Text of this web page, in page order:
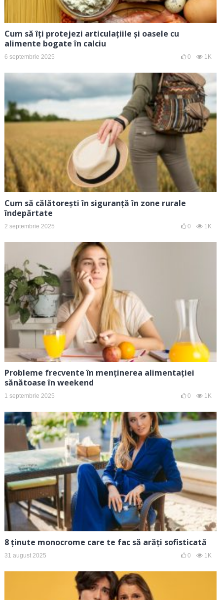
Cum să îți protejezi articulațiile și oasele cu
alimente bogate în calciu
6 septembrie 2025 0 1K
Cum să călătorești în siguranță în zone rurale
îndepărtate
2 septembrie 2025 0 1K
Probleme frecvente în menținerea alimentației
sănătoase în weekend
1 septembrie 2025 0 1K
8 ținute monocrome care te fac să arăți sofisticată
31 august 2025 0 1K